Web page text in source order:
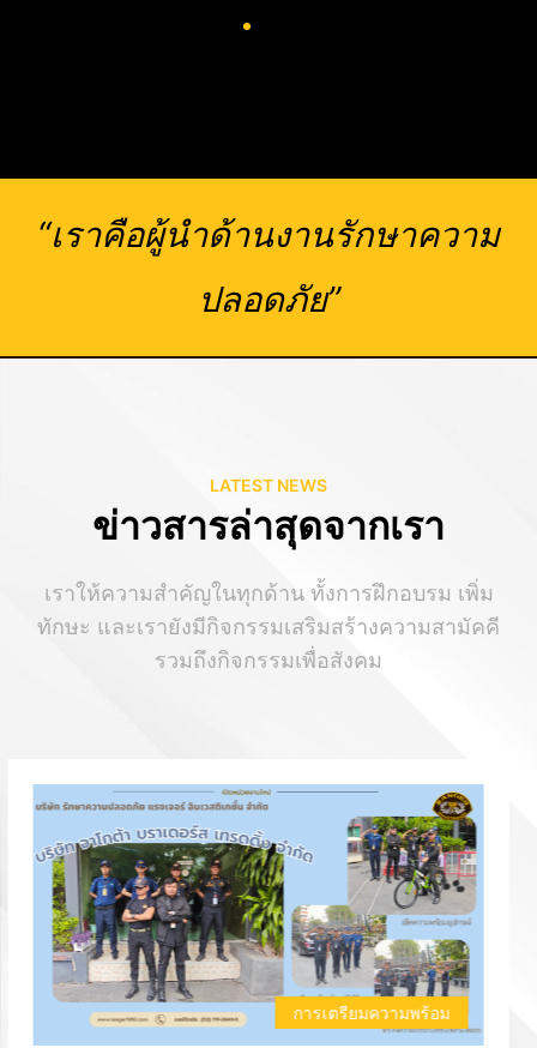
“เราคือผู้นำด้านงานรักษาความ
ปลอดภัย”
LATEST NEWS
ข่าวสารล่าสุดจากเรา
เราให้ความสำคัญในทุกด้าน ทั้งการฝึกอบรม เพิ่ม
ทักษะ และเรายังมีกิจกรรมเสริมสร้างความสามัคคี
รวมถึงกิจกรรมเพื่อสังคม
การเตรียมความพร้อม